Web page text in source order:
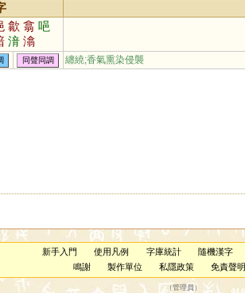
歙 翕 唈
湇 潝
同聲同調 纏繞;香氣熏染侵襲
新手入門 使用凡例 字庫統計 隨機漢字
鳴謝
製作單位 私隱政策 免責聲明
（管理員）